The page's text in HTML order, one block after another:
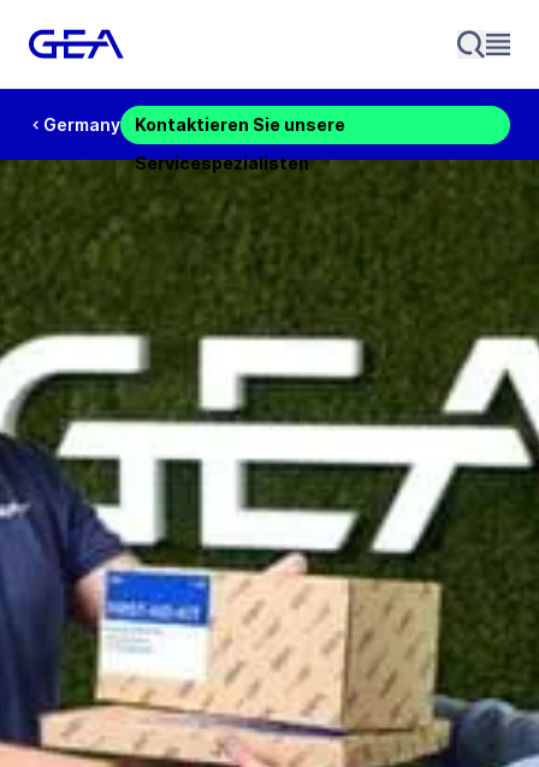
Germany
Kontaktieren Sie unsere
Servicespezialisten